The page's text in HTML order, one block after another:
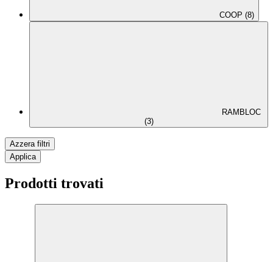
COOP (8)
RAMBLOC
(3)
Azzera filtri
Applica
Prodotti trovati